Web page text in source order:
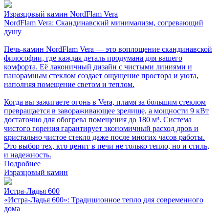
Изразцовый камин NordFlam Vera
NordFlam Vera: Скандинавский минимализм, согревающий
душу
Печь-камин NordFlam Vera — это воплощение скандинавской
философии, где каждая деталь продумана для вашего
комфорта. Её лаконичный дизайн с чистыми линиями и
панорамным стеклом создает ощущение простора и уюта,
наполняя помещение светом и теплом.
Когда вы зажигаете огонь в Vera, пламя за большим стеклом
превращается в завораживающее зрелище, а мощности 9 кВт
достаточно для обогрева помещения до 180 м³. Система
чистого горения гарантирует экономичный расход дров и
кристально чистое стекло даже после многих часов работы.
Это выбор тех, кто ценит в печи не только тепло, но и стиль,
и надежность.
Подробнее
Изразцовый камин
Истра-Ладья 600
«Истра-Ладья 600»: Традиционное тепло для современного
дома